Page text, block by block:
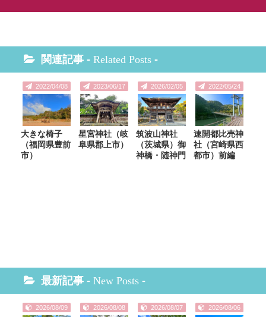
関連記事 - Related Posts -
2022/04/08
大きな椅子
（福岡県豊前
市）
2023/06/17
星宮神社（岐
阜県郡上市）
2026/02/05
筑波山神社
（茨城県）御
神橋・随神門
2022/05/24
速開都比売神
社（宮崎県西
都市）前編
最新記事 - New Posts -
2026/08/09 2026/08/08 2026/08/07 2026/08/06